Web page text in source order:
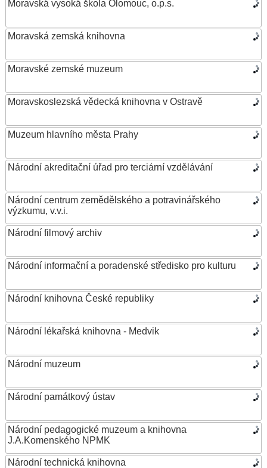
Moravská vysoká škola Olomouc, o.p.s.
Moravská zemská knihovna
Moravské zemské muzeum
Moravskoslezská vědecká knihovna v Ostravě
Muzeum hlavního města Prahy
Národní akreditační úřad pro terciární vzdělávání
Národní centrum zemědělského a potravinářského
výzkumu, v.v.i.
Národní filmový archiv
Národní informační a poradenské středisko pro kulturu
Národní knihovna České republiky
Národní lékařská knihovna - Medvik
Národní muzeum
Národní památkový ústav
Národní pedagogické muzeum a knihovna
J.A.Komenského NPMK
Národní technická knihovna